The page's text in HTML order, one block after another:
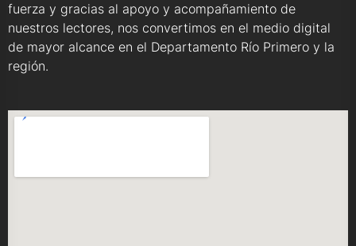
fuerza y gracias al apoyo y acompañamiento de
nuestros lectores, nos convertimos en el medio digital
de mayor alcance en el Departamento Río Primero y la
región.